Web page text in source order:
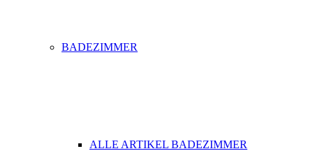
BADEZIMMER
ALLE ARTIKEL BADEZIMMER